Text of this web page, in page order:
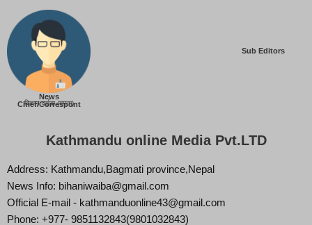
News
Chief/Correspont
बिज्ञान वाईबा (ममता)
Sub Editors
Kathmandu online Media Pvt.LTD
Address: Kathmandu,Bagmati province,Nepal
News Info: bihaniwaiba@gmail.com
Official E-mail - kathmanduonline43@gmail.com
Phone: +977- 9851132843(9801032843)